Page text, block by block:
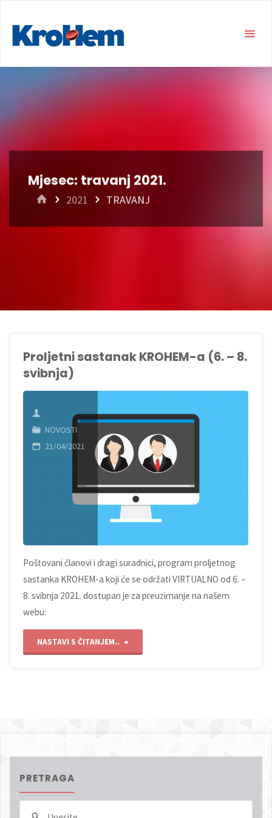
Mjesec: travanj 2021.
HOME
2021 TRAVANJ
Proljetni sastanak KROHEM-a (6. – 8.
svibnja)
NOVOSTI
21/04/2021
Poštovani članovi i dragi suradnici, program proljetnog
sastanka KROHEM-a koji će se održati VIRTUALNO od 6. –
8. svibnja 2021. dostupan je za preuzimanje na našem
webu:
NASTAVI S ČITANJEM.. "Proljetni
PRETRAGA